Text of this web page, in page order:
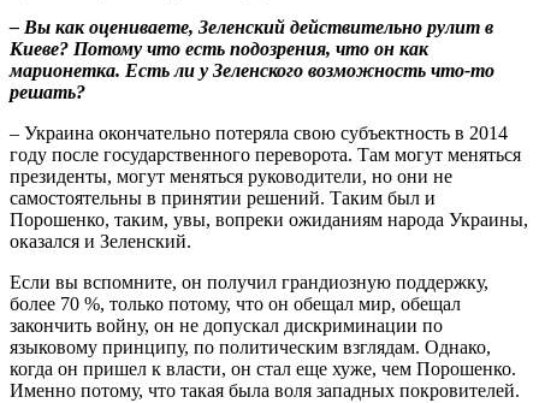
– Вы как оцениваете, Зеленский действительно рулит в
Киеве? Потому что есть подозрения, что он как
марионетка. Есть ли у Зеленского возможность что-то
решать?
– Украина окончательно потеряла свою субъектность в 2014
году после государственного переворота. Там могут меняться
президенты, могут меняться руководители, но они не
самостоятельны в принятии решений. Таким был и
Порошенко, таким, увы, вопреки ожиданиям народа Украины,
оказался и Зеленский.
Если вы вспомните, он получил грандиозную поддержку,
более 70 %, только потому, что он обещал мир, обещал
закончить войну, он не допускал дискриминации по
языковому принципу, по политическим взглядам. Однако,
когда он пришел к власти, он стал еще хуже, чем Порошенко.
Именно потому, что такая была воля западных покровителей.